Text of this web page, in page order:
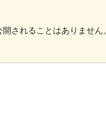
されることはありません。